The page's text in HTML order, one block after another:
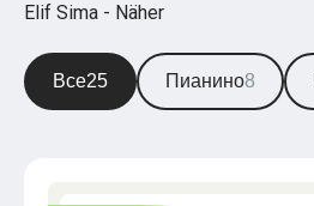
Elif Sima - Näher
Все25 Пианино8